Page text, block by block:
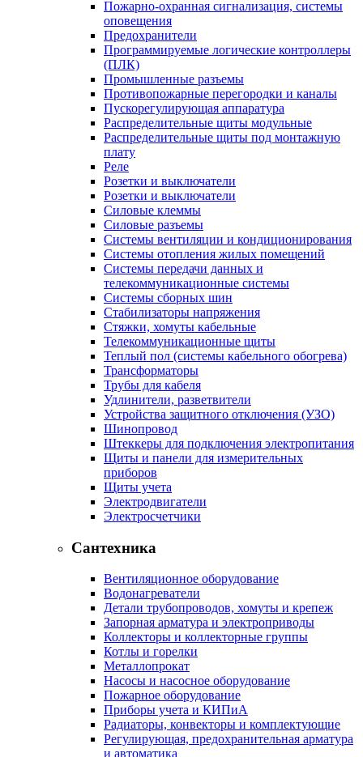
Пожарно-охранная сигнализация, системы
оповещения
Предохранители
Программируемые логические контроллеры
(ПЛК)
Промышленные разъемы
Противопожарные перегородки и каналы
Пускорегулирующая аппаратура
Распределительные щиты модульные
Распределительные щиты под монтажную
плату
Реле
Розетки и выключатели
Розетки и выключатели
Силовые клеммы
Силовые разъемы
Системы вентиляции и кондиционирования
Системы отопления жилых помещений
Системы передачи данных и
телекоммуникационные системы
Системы сборных шин
Стабилизаторы напряжения
Стяжки, хомуты кабельные
Телекоммуникационные щиты
Теплый пол (системы кабельного обогрева)
Трансформаторы
Трубы для кабеля
Удлинители, разветвители
Устройства защитного отключения (УЗО)
Шинопровод
Штеккеры для подключения электропитания
Щиты и панели для измерительных
приборов
Щиты учета
Электродвигатели
Электросчетчики
Сантехника
Вентиляционное оборудование
Водонагреватели
Детали трубопроводов, хомуты и крепеж
Запорная арматура и электроприводы
Коллекторы и коллекторные группы
Котлы и горелки
Металлопрокат
Насосы и насосное оборудование
Пожарное оборудование
Приборы учета и КИПиА
Радиаторы, конвекторы и комплектующие
Регулирующая, предохранительная арматура
и автоматика